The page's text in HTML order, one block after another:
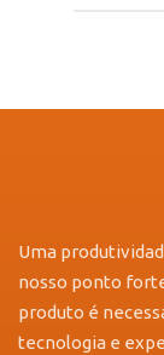
Uma
nosso ponto
produto é
tecnologia e